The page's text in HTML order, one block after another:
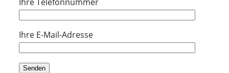
Ihre E-Mail-Adresse